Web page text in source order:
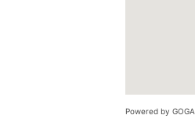
Powered by GOGA